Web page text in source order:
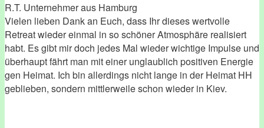
R.T. Unternehmer aus Hamburg
Vielen lieben Dank an Euch, dass Ihr dieses wertvolle
Retreat wieder einmal in so schöner Atmosphäre realisiert
habt. Es gibt mir doch jedes Mal wieder wichtige Impulse und
überhaupt fährt man mit einer unglaublich positiven Energie
gen Heimat. Ich bin allerdings nicht lange in der Heimat HH
geblieben, sondern mittlerweile schon wieder in Kiev.